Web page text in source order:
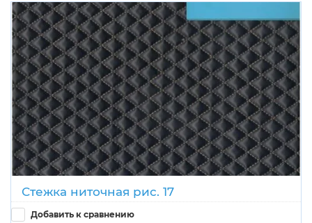
Стежка ниточная рис. 17
Добавить к сравнению